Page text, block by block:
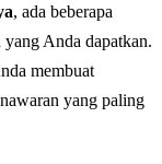
, ada beberapa
yang Anda dapatkan.
membuat
yang paling